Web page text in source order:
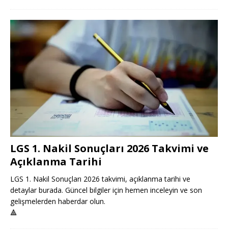
LGS 1. Nakil Sonuçları 2026 Takvimi ve
Açıklanma Tarihi
LGS 1. Nakil Sonuçları 2026 takvimi, açıklanma tarihi ve
detaylar burada. Güncel bilgiler için hemen inceleyin ve son
gelişmelerden haberdar olun.
🔺